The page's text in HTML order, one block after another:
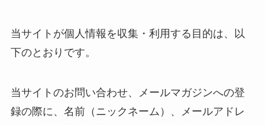
当サイトが個人情報を収集・利用する目的は、以
下のとおりです。
当サイトのお問い合わせ、メールマガジンへの登
録の際に、名前（ニックネーム）、メールアドレ